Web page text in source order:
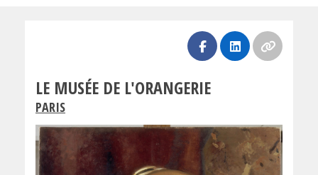
LE MUSÉE DE L'ORANGERIE
PARIS